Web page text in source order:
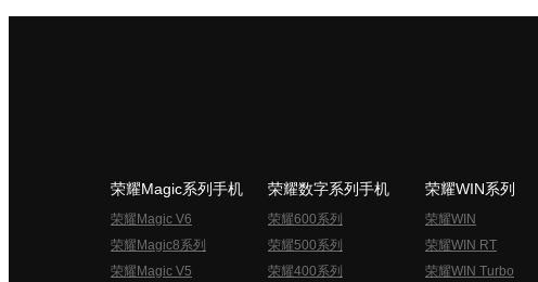
荣耀Magic系列手机
荣耀Magic V6
荣耀Magic8系列
荣耀Magic V5
荣耀数字系列手机
荣耀600系列
荣耀500系列
荣耀400系列
荣耀WIN系列
荣耀WIN
荣耀WIN RT
荣耀WIN Turbo